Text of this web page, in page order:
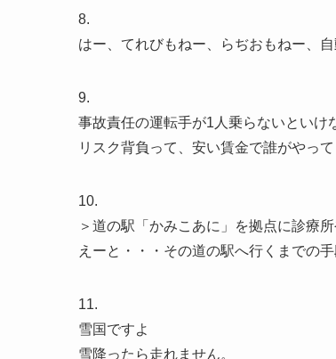
8.
はー、てれびもねー、らぢおもねー、
9.
事故責任の運転手が1人乗らないといけ
リスク背負って、安い賃金で誰がやっ
10.
＞道の駅「かみこあに」を拠点に診療
えーと・・・その道の駅へ行くまでの手
11.
雪国ですよ
雪降ったら走れません。